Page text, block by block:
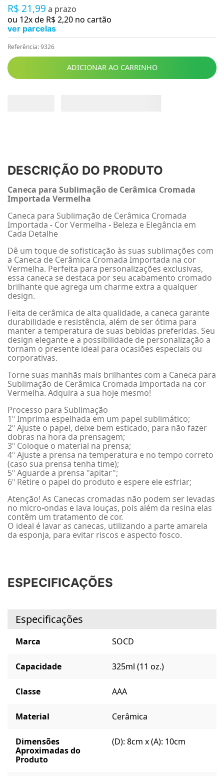
R$ 21,99 a prazo
ou 12x de R$2,20 no cartão
ver parcelas
Referência:9326
ADICIONAR AO CARRINHO
DESCRIÇÃO DO PRODUTO
Caneca para Sublimação de Cerâmica Cromada
Importada Vermelha
Caneca para Sublimação de Cerâmica Cromada
Importada - Cor Vermelha - Beleza e Elegância em
Cada Detalhe
Dê um toque de sofisticação às suas sublimações com
a Caneca de Cerâmica Cromada Importada na cor
Vermelha. Perfeita para personalizações exclusivas,
essa caneca se destaca por seu acabamento cromado
brilhante que agrega um charme extra a qualquer
design.
Feita de cerâmica de alta qualidade, a caneca garante
durabilidade e resistência, além de ser ótima para
manter a temperatura de suas bebidas preferidas. Seu
design elegante e a possibilidade de personalização a
tornam o presente ideal para ocasiões especiais ou
corporativas.
Torne suas manhãs mais brilhantes com a Caneca para
Sublimação de Cerâmica Cromada Importada na cor
Vermelha. Adquira a sua hoje mesmo!
Processo para Sublimação
1º Imprima espelhada em um papel sublimático;
2º Ajuste o papel, deixe bem esticado, para não fazer
dobras na hora da prensagem;
3º Coloque o material na prensa;
4º Ajuste a prensa na temperatura e no tempo correto
(caso sua prensa tenha time);
5º Aguarde a prensa "apitar";
6º Retire o papel do produto e espere ele esfriar;
Atenção! As Canecas cromadas não podem ser levadas
no micro-ondas e lava louças, pois além da resina elas
contêm um tratamento de cor.
O ideal é lavar as canecas, utilizando a parte amarela
da esponja, para evitar riscos e aspecto fosco.
ESPECIFICAÇÕES
Especificações
Marca SOCD
Capacidade 325ml (11 oz.)
Classe AAA
Material Cerâmica
Dimensões
Aproximadas do
Produto
(D): 8cm x (A): 10cm